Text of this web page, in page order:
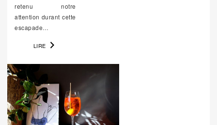
retenu notre
attention durant cette
escapade…
LIRE